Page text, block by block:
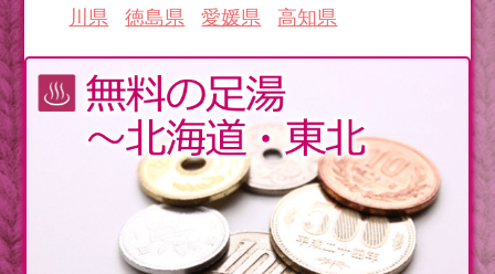
川県
徳島県 愛媛県 高知県